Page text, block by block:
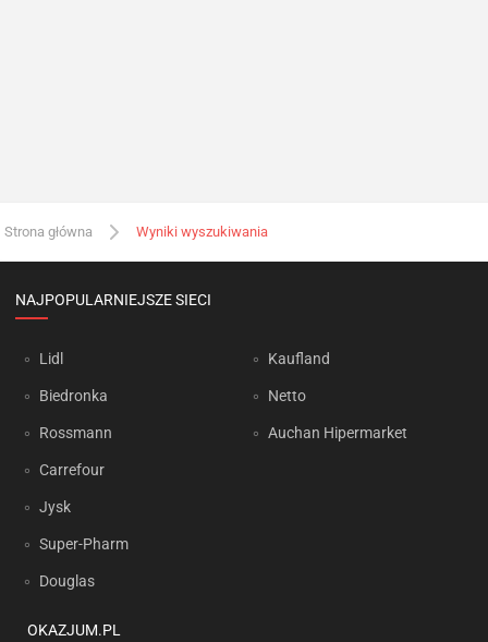
Strona główna Wyniki wyszukiwania
NAJPOPULARNIEJSZE SIECI
Lidl
Biedronka
Rossmann
Carrefour
Jysk
Super-Pharm
Douglas
Kaufland
Netto
Auchan Hipermarket
OKAZJUM.PL